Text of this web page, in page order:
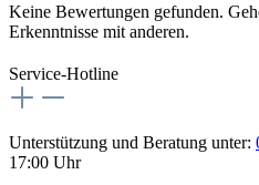
Keine Bewertungen gefunden.
Erkenntnisse mit anderen.
Service-Hotline
Unterstützung und Beratung unter:
17:00 Uhr